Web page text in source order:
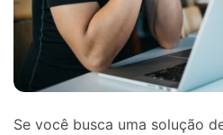
Se você busca uma solução